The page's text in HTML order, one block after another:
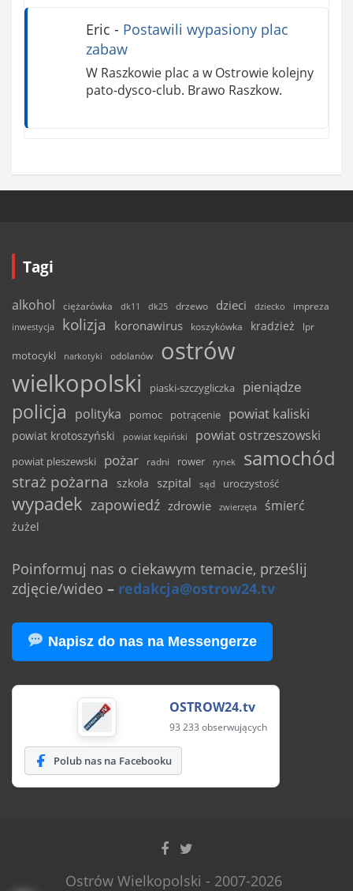
Eric - Postawili wypasiony plac
zabaw
W Raszkowie plac a w Ostrowie kolejny
pato-dysco-club. Brawo Raszkow.
Tagi
alkohol ciężarówka dk11 dk25 drzewo dzieci dziecko
impreza
inwestycja
kolizja koronawirus koszykówka kradzież lpr
motocykl narkotyki odolanów
ostrów
wielkopolski
piaski-szczygliczka pieniądze
policja polityka pomoc potrącenie powiat kaliski
powiat krotoszyński powiat kępiński powiat ostrzeszowski
powiat pleszewski pożar radni rower rynek samochód
straż pożarna szkoła szpital sąd uroczystość
wypadek zapowiedź zdrowie zwierzęta śmierć
żużel
Poinformuj nas o ciekawym temacie, prześlij
zdjęcie/wideo – redakcja@ostrow24.tv
Napisz do nas na Messengerze
OSTROW24.tv
93 233 obserwujących
Polub nas na Facebooku
Ostrów Wielkopolski - 2007-2026